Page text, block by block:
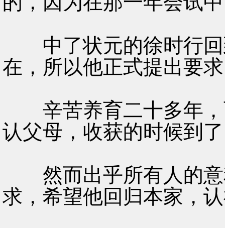
中了状元的徐时行回
在，所以他正式提出要
辛苦养育二十多年，
认父母，收获的时候到
然而出乎所有人的意
求，希望他回归本家，